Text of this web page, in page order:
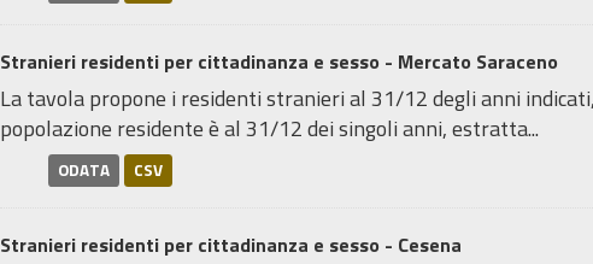
Stranieri residenti per cittadinanza e sesso - Mercato Saraceno
La tavola propone i residenti stranieri al 31/12 degli anni
popolazione residente è al 31/12 dei singoli anni, estratta...
ODATA CSV
Stranieri residenti per cittadinanza e sesso - Cesena